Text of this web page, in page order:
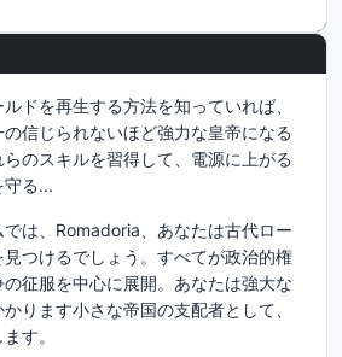
ドを再生する方法を知っていれば、
信じられないほど強力な皇帝になる
のスキルを習得して、電源に上がる
守る...
は、Romadoria、あなたは古代ロー
つけるでしょう。すべてが政治的権
征服を中心に展開。あなたは強大な
ります小さな帝国の支配者として、
す。